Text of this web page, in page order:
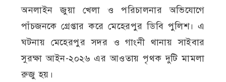
অনলাইন জুয়া খেলা ও পরিচালনার অভিযোগে
পাঁচজনকে গ্রেপ্তার করে মেহেরপুর ডিবি পুলিশ। এ
ঘটনায় মেহেরপুর সদর ও গাংনী থানায় সাইবার
সুরক্ষা আইন-২০২৬ এর আওতায় পৃথক দুটি মামলা
রুজু হয়।